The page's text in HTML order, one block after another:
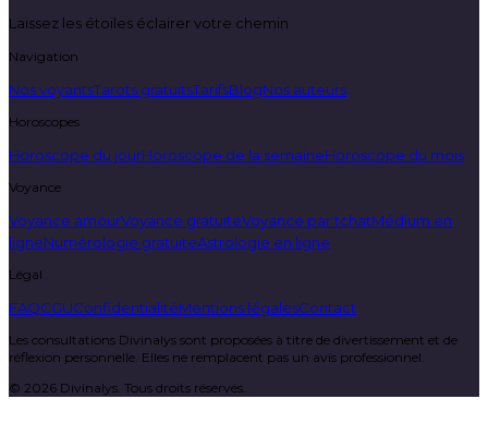
Laissez les étoiles éclairer votre chemin
Navigation
Nos voyantsTarots gratuitsTarifsBlogNos auteurs
Horoscopes
Horoscope du jourHoroscope de la semaineHoroscope du mois
Voyance
Voyance amourVoyance gratuiteVoyance par tchatMédium en
ligneNumérologie gratuiteAstrologie en ligne
Légal
FAQCGUConfidentialitéMentions légalesContact
Les consultations Divinalys sont proposées à titre de divertissement et de
réflexion personnelle. Elles ne remplacent pas un avis professionnel.
© 2026 Divinalys. Tous droits réservés.